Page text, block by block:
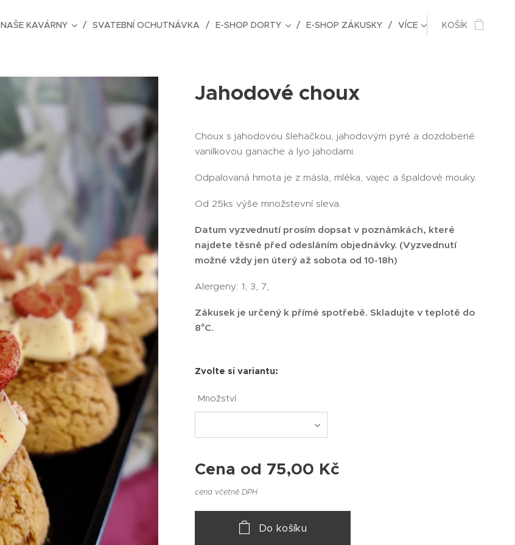
NAŠE KAVÁRNY SVATEBNÍ OCHUTNÁVKA E-SHOP DORTY E-SHOP ZÁKUSKY VÍCE KOŠÍK
Jahodové choux
Choux s jahodovou šlehačkou, jahodovým pyré a dozdobené
vanilkovou ganache a lyo jahodami.
Odpalovaná hmota je z másla, mléka, vajec a špaldové mouky.
Od 25ks výše množstevní sleva.
Datum vyzvednutí prosím dopsat v poznámkách, které
najdete těsně před odesláním objednávky. (Vyzvednutí
možné vždy jen úterý až sobota od 10-18h)
Alergeny: 1, 3, 7,
Zákusek je určený k přímé spotřebě. Skladujte v teplotě do
8°C.
Zvolte si variantu:
Množství
Cena od 75,00 Kč
cena včetně DPH
Do košíku